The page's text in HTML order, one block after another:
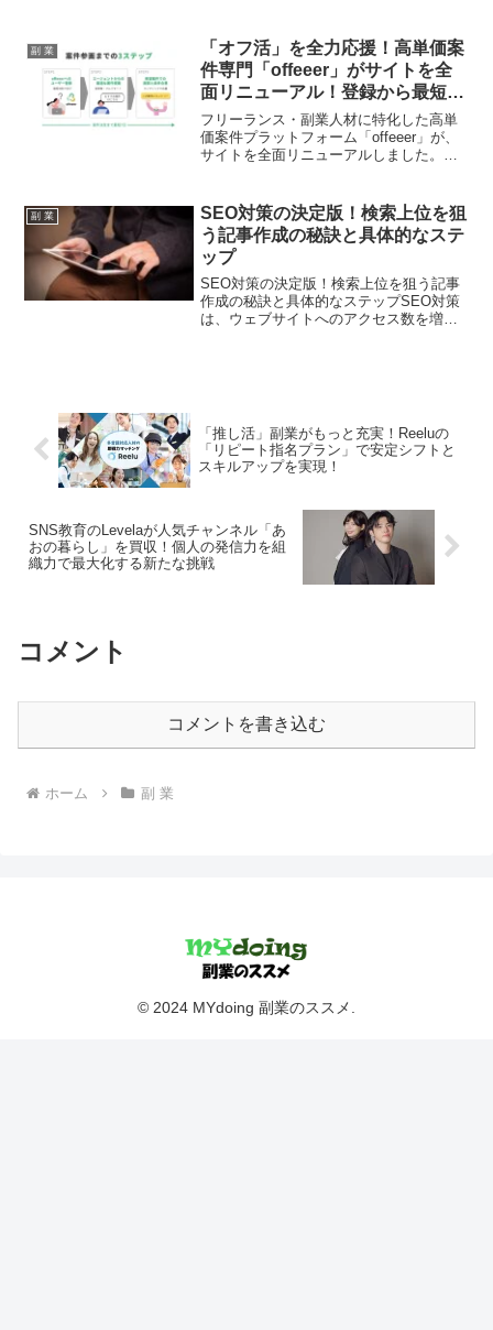
の「推し活」がさらに加速するサポート
が期待されます。
副 業
「オフ活」を全力応援！高単価案
件専門「offeeer」がサイトを全
面リニューアル！登録から最短1
週間で夢の案件ゲットへ！
フリーランス・副業人材に特化した高単
価案件プラットフォーム「offeeer」が、
サイトを全面リニューアルしました。登
すさが大幅に向上し、プロ人材の「オフ
活」を強力にサポートします。
副 業
SEO対策の決定版！検索上位を狙
う記事作成の秘訣と具体的なステ
ップ
SEO対策の決定版！検索上位を狙う記事
作成の秘訣と具体的なステップSEO対策
は、ウェブサイトへのアクセス数を増や
「推し活」副業がもっと充実！Reeluの
「リピート指名プラン」で安定シフトと
スキルアップを実現！
SNS教育のLevelaが人気チャンネル「あ
おの暮らし」を買収！個人の発信力を組
織力で最大化する新たな挑戦
コメント
コメントを書き込む
ホーム 副 業
© 2024 MYdoing 副業のススメ.